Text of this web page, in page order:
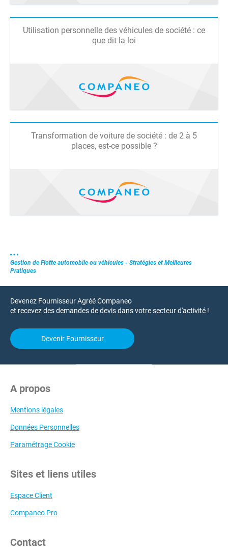
Utilisation personnelle des véhicules de société : ce
que dit la loi
Transformation de voiture de société : de 2 à 5
places, est-ce possible ?
Gestion de Flotte automobile ou véhicules - Stratégies et Meilleures
Pratiques
Devenez Fournisseur Agréé Companeo
et recevez des demandes de devis dans votre secteur d'activité !
Devenir Fournisseur
A propos
Mentions légales
Données Personnelles
Paramétrage Cookie
Sites et liens utiles
Espace Client
Companeo Pro
Contact